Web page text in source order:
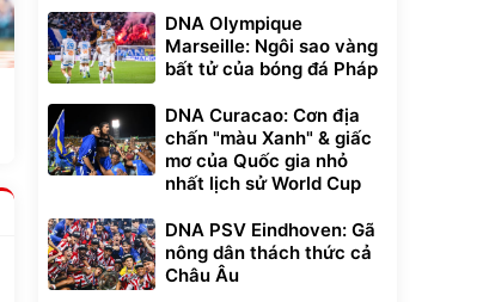
DNA Olympique
Marseille: Ngôi sao vàng
bất tử của bóng đá Pháp
DNA Curacao: Cơn địa
chấn "màu Xanh" & giấc
mơ của Quốc gia nhỏ
nhất lịch sử World Cup
DNA PSV Eindhoven: Gã
nông dân thách thức cả
Châu Âu